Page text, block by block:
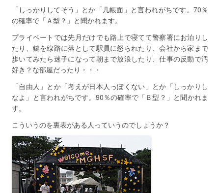
「しっかりしてそう」とか「几帳面」と言われがちです。70％
の確率で「Ａ型？」と聞かれます。
プライベートでは先月だけでも路上で寝てて警察署にお泊りし
たり、鍵を線路に落として駅員に怒られたり、会社から家まで
歩いてみたら迷子になって朝まで放浪したり、仕事の反動で汚
好き？な部屋だったり・・・
「自由人」とか「考えが日本人っぽくない」とか「しっかりし
なよ」と言われがちです。90％の確率で「Ｂ型？」と聞かれま
す。
こういうのを裏表がある人っていうのでしょうか？